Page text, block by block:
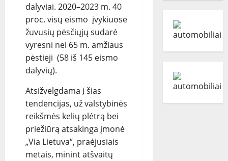
dalyviai. 2020–2023 m. 40
proc. visų eismo įvykiuose
žuvusių pėsčiųjų sudarė
vyresni nei 65 m. amžiaus
pėstieji (58 iš 145 eismo
dalyvių).
Atsižvelgdama į šias
tendencijas, už valstybinės
reikšmės kelių plėtrą bei
priežiūrą atsakinga įmonė
„Via Lietuva“, praėjusiais
metais, minint atšvaitų